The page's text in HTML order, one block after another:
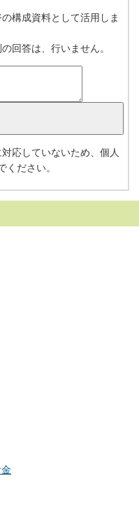
構成資料として活用しま
回答は、行いません。
応していないため、個人
ください。